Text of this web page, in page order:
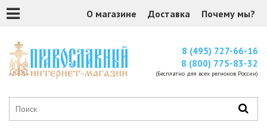
О магазине Доставка Почему мы?
8 (495) 727-66-16
8 (800) 775-83-32
(Бесплатно для всех регионов России)